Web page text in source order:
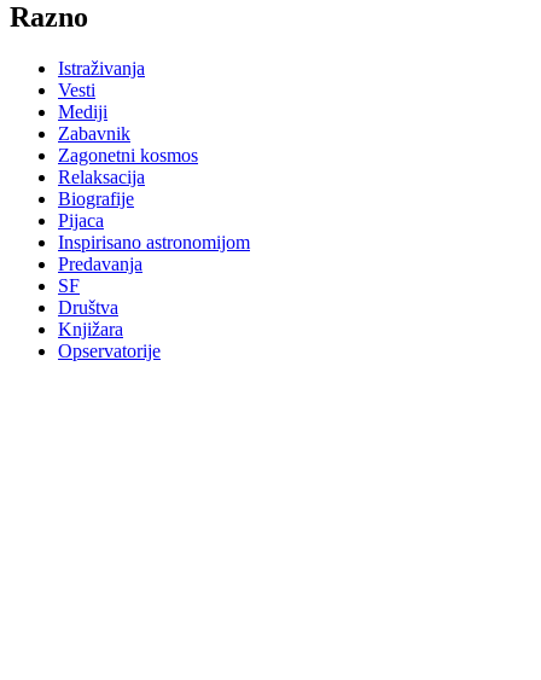
Razno
Istraživanja
Vesti
Mediji
Zabavnik
Zagonetni kosmos
Relaksacija
Biografije
Pijaca
Inspirisano astronomijom
Predavanja
SF
Društva
Knjižara
Opservatorije